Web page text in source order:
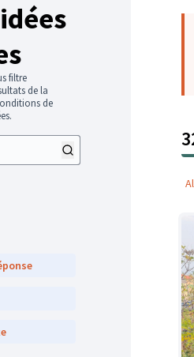
filtre
de la
de